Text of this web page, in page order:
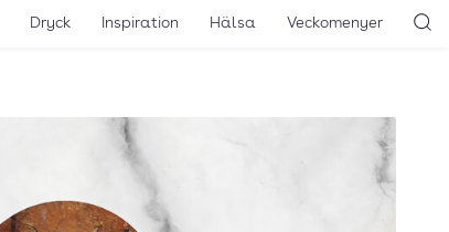
Dryck Inspiration Hälsa Veckomenyer